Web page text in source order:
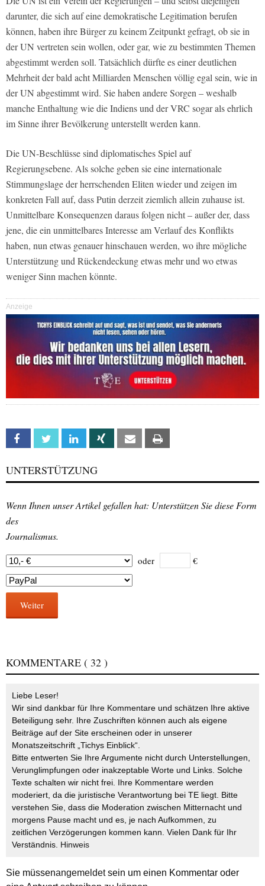
darunter, die sich auf eine demokratische Legitimation berufen
können, haben ihre Bürger zu keinem Zeitpunkt gefragt, ob sie in
der UN vertreten sein wollen, oder gar, wie zu bestimmten Themen
abgestimmt werden soll. Tatsächlich dürfte es einer deutlichen
Mehrheit der bald acht Milliarden Menschen völlig egal sein, wie in
der UN abgestimmt wird. Sie haben andere Sorgen – weshalb
manche Enthaltung wie die Indiens und der VRC sogar als ehrlich
im Sinne ihrer Bevölkerung unterstellt werden kann.
Die UN-Beschlüsse sind diplomatisches Spiel auf
Regierungsebene. Als solche geben sie eine internationale
Stimmungslage der herrschenden Eliten wieder und zeigen im
konkreten Fall auf, dass Putin derzeit ziemlich allein zuhause ist.
Unmittelbare Konsequenzen daraus folgen nicht – außer der, dass
jene, die ein unmittelbares Interesse am Verlauf des Konflikts
haben, nun etwas genauer hinschauen werden, wo ihre mögliche
Unterstützung und Rückendeckung etwas mehr und wo etwas
weniger Sinn machen könnte.
Anzeige
Facebook Twitter Linkedin Xing Email
UNTERSTÜTZUNG
Wenn Ihnen unser Artikel gefallen hat: Unterstützen Sie diese Form
des
Journalismus.
oder €
Weiter
KOMMENTARE ( 32 )
Liebe Leser!
Wir sind dankbar für Ihre Kommentare und schätzen Ihre aktive
Beteiligung sehr. Ihre Zuschriften können auch als eigene
Beiträge auf der Site erscheinen oder in unserer
Monatszeitschrift „Tichys Einblick“.
Bitte entwerten Sie Ihre Argumente nicht durch Unterstellungen,
Verunglimpfungen oder inakzeptable Worte und Links. Solche
Texte schalten wir nicht frei. Ihre Kommentare werden
moderiert, da die juristische Verantwortung bei TE liegt. Bitte
verstehen Sie, dass die Moderation zwischen Mitternacht und
morgens Pause macht und es, je nach Aufkommen, zu
zeitlichen Verzögerungen kommen kann. Vielen Dank für Ihr
Verständnis. Hinweis
Sie müssenangemeldetsein um einen Kommentar oder